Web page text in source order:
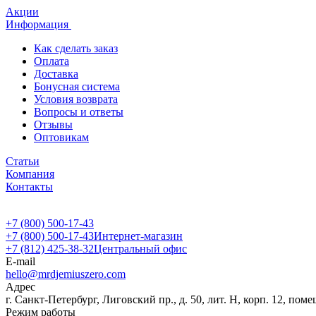
Акции
Информация
Как сделать заказ
Оплата
Доставка
Бонусная система
Условия возврата
Вопросы и ответы
Отзывы
Оптовикам
Статьи
Компания
Контакты
+7 (800) 500-17-43
+7 (800) 500-17-43Интернет-магазин
+7 (812) 425-38-32Центральный офис
E-mail
hello@mrdjemiuszero.com
Адрес
г. Санкт-Петербург, Лиговский пр., д. 50, лит. Н, корп. 12,
Режим работы